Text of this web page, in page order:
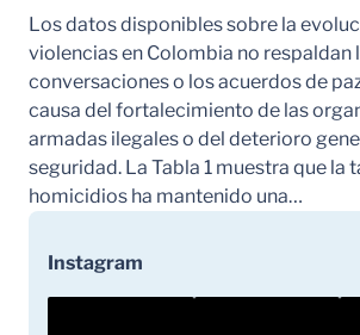
Los datos disponibles sobre la
violencias en Colombia no respaldan
conversaciones o los acuerdos de
causa del fortalecimiento de las
armadas ilegales o del deterioro
seguridad. La Tabla 1 muestra que la
homicidios ha mantenido una…
Instagram